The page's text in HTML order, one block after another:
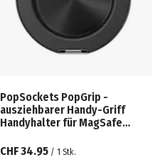
PopSockets PopGrip -
ausziehbarer Handy-Griff
Handyhalter für MagSafe
Black
CHF 34.95 / 1 Stk.